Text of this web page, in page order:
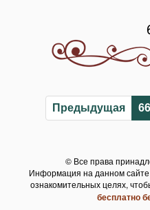
Предыдущая
© Все права
Информация на данном сайте
ознакомительных целях,
бесплатно